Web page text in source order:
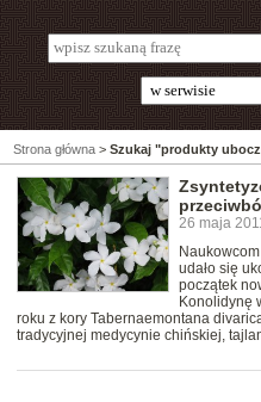
Strona główna > Szukaj "produkty
26 maja
udało się
początek
Konolidynę
roku z kory Tabernaemontana
tradycyjnej medycynie chińskiej,